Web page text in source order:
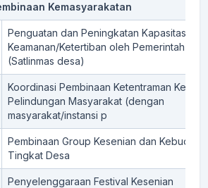
Kemasyarakatan
Penguatan dan Peningkatan Kapasitas
Keamanan/Ketertiban oleh Pemerintah
(Satlinmas desa)
Koordinasi Pembinaan Ketentraman
Pelindungan Masyarakat (dengan
masyarakat/instansi p
Pembinaan Group Kesenian dan
Tingkat Desa
Penyelenggaraan Festival Kesenian